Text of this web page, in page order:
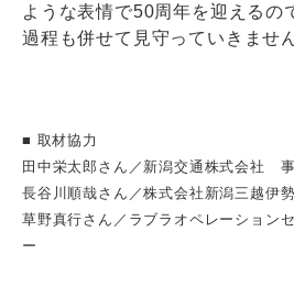
ような表情で50周年を迎えるの
過程も併せて見守っていきませ
■ 取材協力
田中栄太郎さん／新潟交通株式会社
長谷川順哉さん／株式会社新潟三越
草野真行さん／ラブラオペレーション
ー